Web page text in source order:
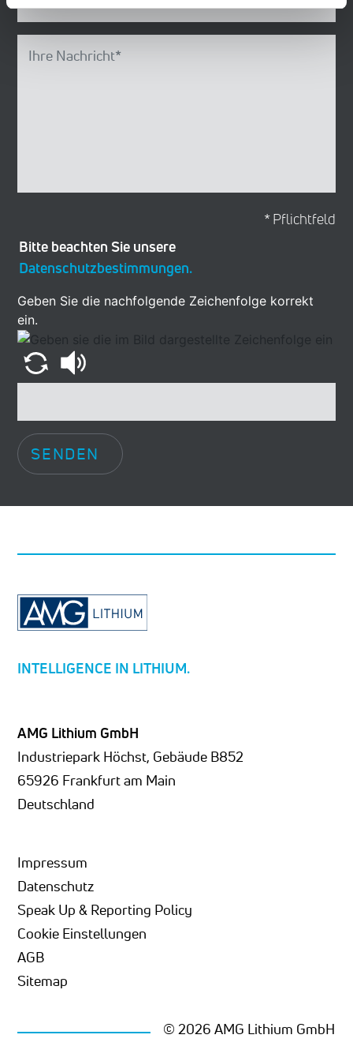
Bitte beachten Sie unsere
Datenschutzbestimmungen.
* Pflichtfeld
Geben Sie die nachfolgende Zeichenfolge korrekt
ein.
SENDEN
INTELLIGENCE IN LITHIUM.
AMG Lithium GmbH
Industriepark Höchst, Gebäude B852
65926 Frankfurt am Main
Deutschland
Impressum
Datenschutz
Speak Up & Reporting Policy
Cookie Einstellungen
AGB
Sitemap
© 2026 AMG Lithium GmbH